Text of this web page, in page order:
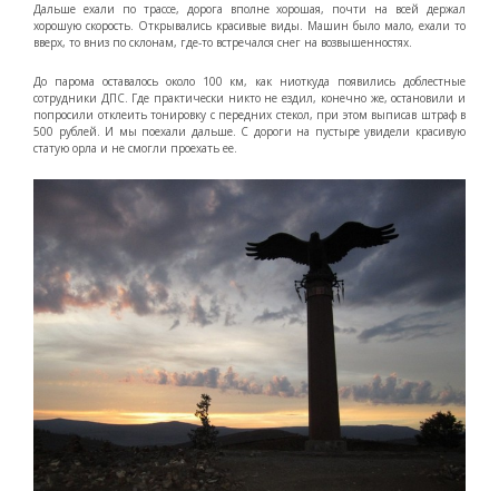
Дальше ехали по трассе, дорога вполне хорошая, почти на всей держал
хорошую скорость. Открывались красивые виды. Машин было мало, ехали то
вверх, то вниз по склонам, где-то встречался снег на возвышенностях.
До парома оставалось около 100 км, как ниоткуда появились доблестные
сотрудники ДПС. Где практически никто не ездил, конечно же, остановили и
попросили отклеить тонировку с передних стекол, при этом выписав штраф в
500 рублей. И мы поехали дальше. С дороги на пустыре увидели красивую
статую орла и не смогли проехать ее.